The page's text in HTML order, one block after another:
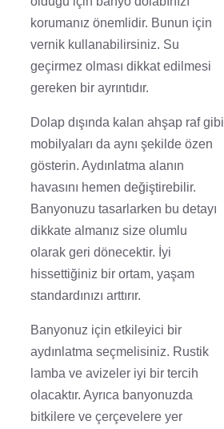
korumanız önemlidir. Bunun için
vernik kullanabilirsiniz. Su
geçirmez olması dikkat edilmesi
gereken bir ayrıntıdır.
Dolap dışında kalan ahşap raf gibi
mobilyaları da aynı şekilde özen
gösterin. Aydınlatma alanın
havasını hemen değiştirebilir.
Banyonuzu tasarlarken bu detayı
dikkate almanız size olumlu
olarak geri dönecektir. İyi
hissettiğiniz bir ortam, yaşam
standardınızı arttırır.
Banyonuz için etkileyici bir
aydınlatma seçmelisiniz. Rustik
lamba ve avizeler iyi bir tercih
olacaktır. Ayrıca banyonuzda
bitkilere ve çerçevelere yer